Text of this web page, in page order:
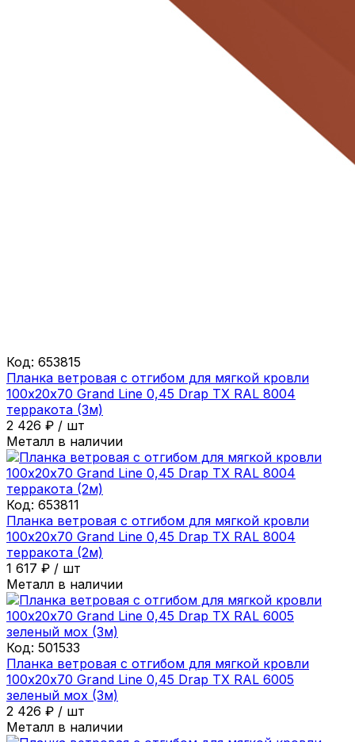
Код: 653815
Планка ветровая с отгибом для мягкой кровли
100х20х70 Grand Line 0,45 Drap ТХ RAL 8004
терракота (3м)
2 426 ₽ / шт
Металл в наличии
Код: 653811
Планка ветровая с отгибом для мягкой кровли
100х20х70 Grand Line 0,45 Drap ТХ RAL 8004
терракота (2м)
1 617 ₽ / шт
Металл в наличии
Код: 501533
Планка ветровая с отгибом для мягкой кровли
100х20х70 Grand Line 0,45 Drap ТХ RAL 6005
зеленый мох (3м)
2 426 ₽ / шт
Металл в наличии